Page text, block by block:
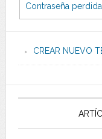
Contraseña perdida
CREAR NUEVO